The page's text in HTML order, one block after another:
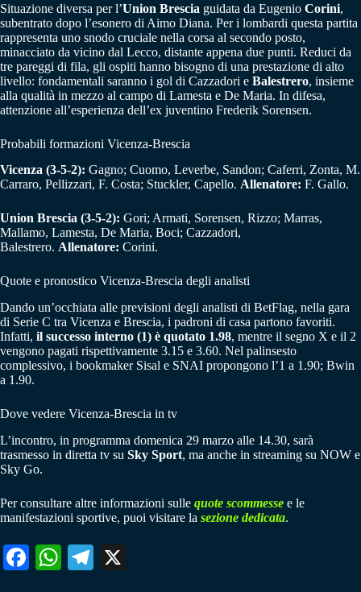
Situazione diversa per l’Union Brescia guidata da Eugenio Corini,
subentrato dopo l’esonero di Aimo Diana. Per i lombardi questa partita
rappresenta uno snodo cruciale nella corsa al secondo posto,
minacciato da vicino dal Lecco, distante appena due punti. Reduci da
tre pareggi di fila, gli ospiti hanno bisogno di una prestazione di alto
livello: fondamentali saranno i gol di Cazzadori e Balestrero, insieme
alla qualità in mezzo al campo di Lamesta e De Maria. In difesa,
attenzione all’esperienza dell’ex juventino Frederik Sorensen.
Probabili formazioni Vicenza-Brescia
Vicenza (3-5-2): Gagno; Cuomo, Leverbe, Sandon; Caferri, Zonta, M.
Carraro, Pellizzari, F. Costa; Stuckler, Capello. Allenatore: F. Gallo.
Union Brescia (3-5-2): Gori; Armati, Sorensen, Rizzo; Marras,
Mallamo, Lamesta, De Maria, Boci; Cazzadori,
Balestrero. Allenatore: Corini.
Quote e pronostico Vicenza-Brescia degli analisti
Dando un’occhiata alle previsioni degli analisti di BetFlag, nella gara
di Serie C tra Vicenza e Brescia, i padroni di casa partono favoriti.
Infatti, il successo interno (1) è quotato 1.98, mentre il segno X e il 2
vengono pagati rispettivamente 3.15 e 3.60. Nel palinsesto
complessivo, i bookmaker Sisal e SNAI propongono l’1 a 1.90; Bwin
a 1.90.
Dove vedere Vicenza-Brescia in tv
L’incontro, in programma domenica 29 marzo alle 14.30, sarà
trasmesso in diretta tv su Sky Sport, ma anche in streaming su NOW e
Sky Go.
Per consultare altre informazioni sulle quote scommesse e le
manifestazioni sportive, puoi visitare la sezione dedicata.
Fa W
Te